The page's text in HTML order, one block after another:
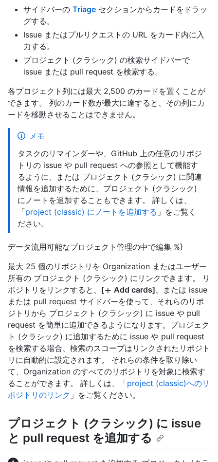
サイドバーの Triage セクションからカードをドラッ
グする。
Issue またはプルリクエストの URL をカード内に入
力する。
プロジェクト (クラシック) の検索サイドバーで
issue または pull request を検索する。
各プロジェクト列には最大 2,500 のカードを置くことが
できます。 列のカード数が最大に達すると、その列にカ
ードを移動させることはできません。
メモ
タスクのリマインダーや、GitHub 上の任意のリポジ
トリの issue や pull request への参照として機能す
るように、または プロジェクト (クラシック) に関連
情報を追加するために、プロジェクト (クラシック)
にノートを追加することもできます。 詳しくは、
「project (classic) にノートを追加する 」をご覧く
ださい。
データ流用可能なプロジェクト管理の中で編集 %}
最大 25 個のリポジトリを Organization またはユーザー
所有の プロジェクト (クラシック) にリンクできます。 リ
ポジトリをリンクすると、 [ Add cards]、または issue
または pull request サイドバーを使って、それらのリポ
ジトリから プロジェクト (クラシック) に issue や pull
request を簡単に追加できるようになります。プロジェク
ト (クラシック) に追加するために issue や pull request
を検索する場合、検索のスコープはリンクされたリポジト
リに自動的に設定されます。 それらの条件を取り除い
て、Organization のすべてのリポジトリを対象に検索す
ることができます。 詳しくは、「project (classic)へのリ
ポジトリのリンク 」をご覧ください。
プロジェクト (クラシック) に issue
と pull request を追加する